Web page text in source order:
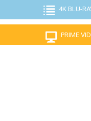
4K BLU-
PRIME